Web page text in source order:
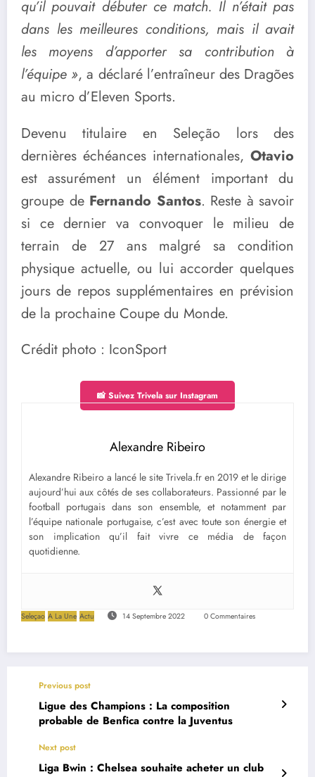
qu’il pouvait débuter ce match. Il n’était pas
dans les meilleures conditions, mais il avait
les moyens d’apporter sa contribution à
l’équipe », a déclaré l’entraîneur des Dragões
au micro d’Eleven Sports.
Devenu titulaire en Seleção lors des
dernières échéances internationales, Otavio
est assurément un élément important du
groupe de Fernando Santos. Reste à savoir
si ce dernier va convoquer le milieu de
terrain de 27 ans malgré sa condition
physique actuelle, ou lui accorder quelques
jours de repos supplémentaires en prévision
de la prochaine Coupe du Monde.
Crédit photo : IconSport
📸 Suivez Trivela sur Instagram
Alexandre Ribeiro
Alexandre Ribeiro a lancé le site Trivela.fr en 2019 et le dirige
aujourd’hui aux côtés de ses collaborateurs. Passionné par le
football portugais dans son ensemble, et notamment par
l’équipe nationale portugaise, c’est avec toute son énergie et
son implication qu’il fait vivre ce média de façon
quotidienne.
Seleçao A La Une Actu 14 Septembre 2022 0 Commentaires
Previous post
Ligue des Champions : La composition
probable de Benfica contre la Juventus
Next post
Liga Bwin : Chelsea souhaite acheter un club